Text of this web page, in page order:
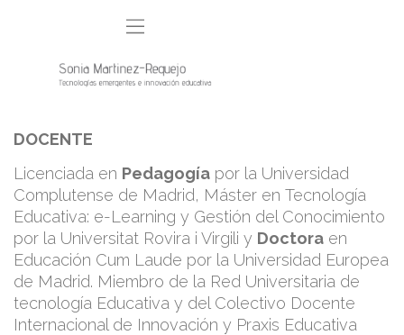
DOCENTE
Licenciada en Pedagogía por la Universidad
Complutense de Madrid, Máster en Tecnología
Educativa: e-Learning y Gestión del Conocimiento
por la Universitat Rovira i Virgili y Doctora en
Educación Cum Laude por la Universidad Europea
de Madrid. Miembro de la Red Universitaria de
tecnología Educativa y del Colectivo Docente
Internacional de Innovación y Praxis Educativa